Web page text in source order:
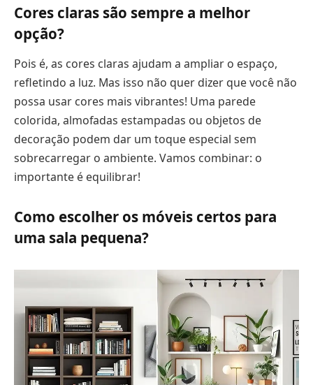
Cores claras são sempre a melhor
opção?
Pois é, as cores claras ajudam a ampliar o espaço,
refletindo a luz. Mas isso não quer dizer que você não
possa usar cores mais vibrantes! Uma parede
colorida, almofadas estampadas ou objetos de
decoração podem dar um toque especial sem
sobrecarregar o ambiente. Vamos combinar: o
importante é equilibrar!
Como escolher os móveis certos para
uma sala pequena?